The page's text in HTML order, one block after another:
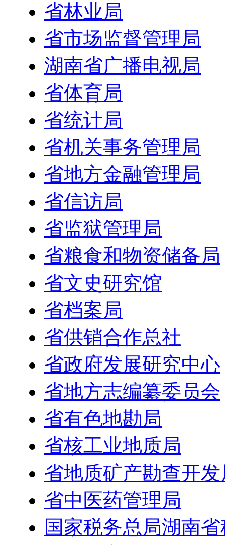
省林业局
省市场监督管理局
湖南省广播电视局
省体育局
省统计局
省机关事务管理局
省地方金融管理局
省信访局
省监狱管理局
省粮食和物资储备局
省文史研究馆
省档案局
省供销合作总社
省政府发展研究中心
省地方志编纂委员会
省有色地勘局
省核工业地质局
省地质矿产勘查开发
省中医药管理局
国家税务总局湖南